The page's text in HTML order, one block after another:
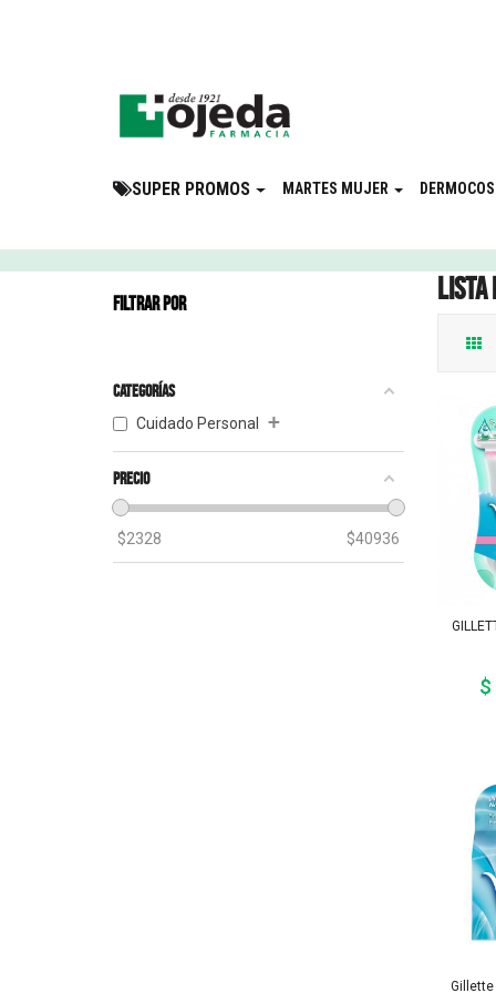
SUPER PROMOS MARTES MUJER
FILTRAR POR
Categorías
Cuidado Personal +
Precio
$2328 $40936